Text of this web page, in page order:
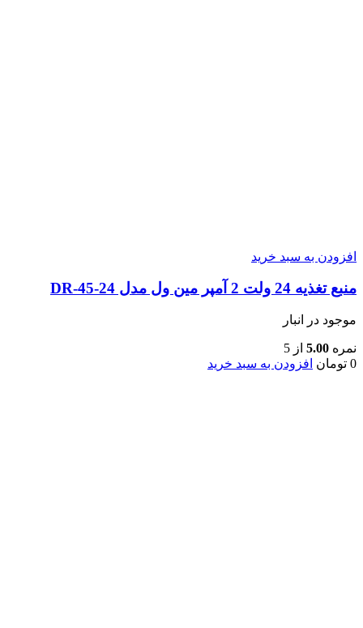
افزودن به سبد خرید
منبع تغذیه 24 ولت 2 آمپر مین ول مدل DR-45-24
موجود در انبار
نمره 5.00 از 5
0 تومان افزودن به سبد خرید